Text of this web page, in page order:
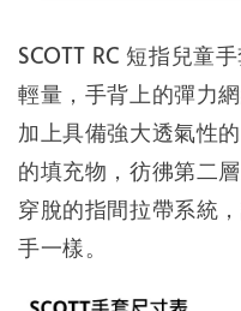
SCOTT RC 短指兒童
輕量，手背上的彈力
加上具備強大透氣性
的填充物，彷彿第二
穿脫的指間拉帶系統
手一樣。